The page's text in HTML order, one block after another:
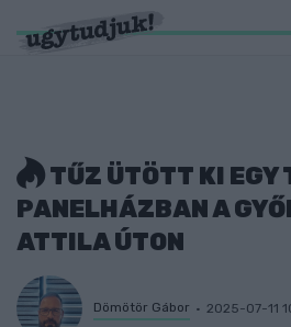
TŰZ ÜTÖTT KI EGY
PANELHÁZBAN A
ATTILA ÚTON
Dömötör Gábor 2025-07-11